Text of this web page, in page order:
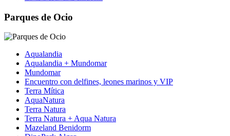
Parques de Ocio
Aqualandia
Aqualandia + Mundomar
Mundomar
Encuentro con delfines, leones marinos y VIP
Terra Mítica
AquaNatura
Terra Natura
Terra Natura + Aqua Natura
Mazeland Benidorm